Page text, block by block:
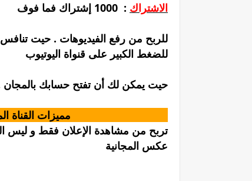
الاشتراك : 1000 إشتراك فما فوف
للضغط الكبير على قنواة اليوتيوب
حيت يمكن لك أن تفتح حسابك بالمجان .
تربح من مشاهدة الإعلان فقط و ليس
عكس المجانية